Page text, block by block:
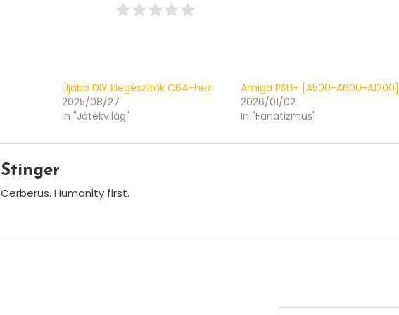
Újabb DIY kiegészítők C64-hez
2025/08/27
In "Játékvilág"
Amiga PSU+ [A500-A600-A1200]
2026/01/02
In "Fanatizmus"
Stinger
Cerberus. Humanity first.